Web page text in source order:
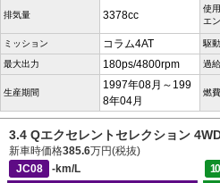
排気量 3378cc
使
エ
ミッション コラム4AT 駆
最大出力 180ps/4800rpm 過
生産期間
1997年08月～199
8年04月
燃
3.4 Qエクセレントセレクション
新車時価格385.6万円(税抜)
JC08
-km/L